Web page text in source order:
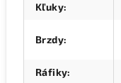
Kľuky:
Brzdy:
Ráfiky: